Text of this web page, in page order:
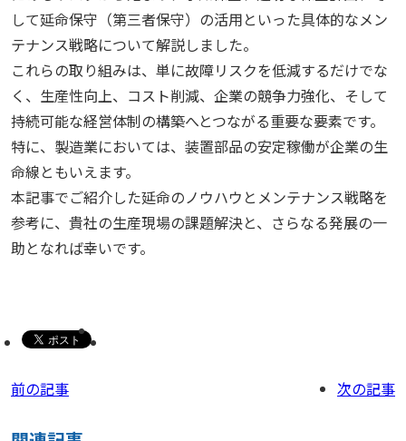
して延命保守（第三者保守）の活用といった具体的なメン
テナンス戦略について解説しました。
これらの取り組みは、単に故障リスクを低減するだけでな
く、生産性向上、コスト削減、企業の競争力強化、そして
持続可能な経営体制の構築へとつながる重要な要素です。
特に、製造業においては、装置部品の安定稼働が企業の生
命線ともいえます。
本記事でご紹介した延命のノウハウとメンテナンス戦略を
参考に、貴社の生産現場の課題解決と、さらなる発展の一
助となれば幸いです。
前の記事 次の記事